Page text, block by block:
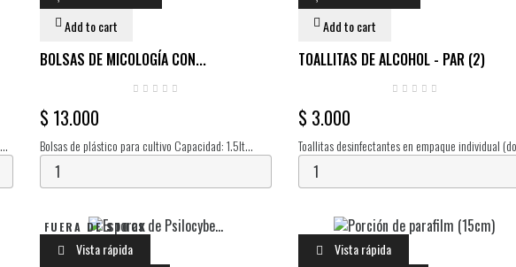
Add to cart
BOLSAS DE MICOLOGÍA CON...
$ 13.000
Bolsas de plástico para cultivo Capacidad: 1.5lt
Tamaño: 35x10x12cm Uso: fructificación de hongos
Característica: esterilizable en autoclave,...
Add to cart
TOALLITAS DE ALCOHOL - PAR (2)
$ 3.000
Toallitas desinfectantes en empaque individual
unidades).
FUERA DE STOCK
Vista rápida
Vista rápida